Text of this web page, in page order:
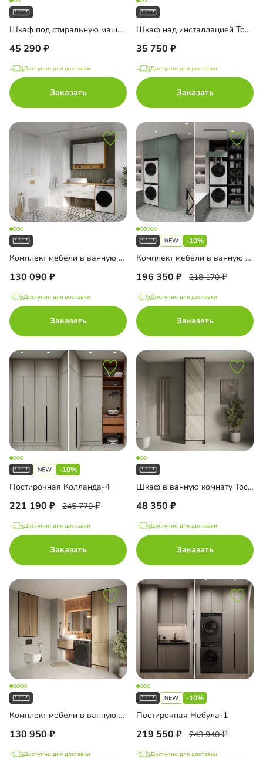
Шкаф под стиральную машину Тосса-1
45 290
Доступно для доставки
Заказать
Шкаф над инсталляцией Тосса-4
35 750
Доступно для доставки
Заказать
Комплект мебели в ванную комнату Ментон-3
130 090
Доступно для доставки
Заказать
-10%
Комплект мебели в ванную комнату Колланда-4
196 350 218 170
Доступно для доставки
Заказать
-10%
Постирочная Колланда-4
221 190 245 770
Доступно для доставки
Заказать
Шкаф в ванную комнату Тосса-3
48 350
Доступно для доставки
Заказать
Комплект мебели в ванную комнату Тосса-3
130 950
Доступно для доставки
-10%
Постирочная Небула-1
219 550 243 940
Доступно для доставки